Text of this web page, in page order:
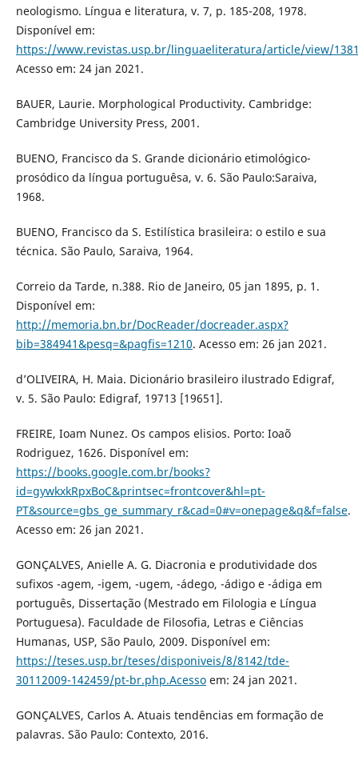
neologismo. Língua e literatura, v. 7, p. 185-208, 1978.
Disponível em:
https://www.revistas.usp.br/linguaeliteratura/article/view/
Acesso em: 24 jan 2021.
BAUER, Laurie. Morphological Productivity. Cambridge:
Cambridge University Press, 2001.
BUENO, Francisco da S. Grande dicionário etimológico-
prosódico da língua portuguêsa, v. 6. São Paulo:Saraiva,
1968.
BUENO, Francisco da S. Estilística brasileira: o estilo e sua
técnica. São Paulo, Saraiva, 1964.
Correio da Tarde, n.388. Rio de Janeiro, 05 jan 1895, p. 1.
Disponível em:
http://memoria.bn.br/DocReader/docreader.aspx?
bib=384941&pesq=&pagfis=1210. Acesso em: 26 jan 2021.
d’OLIVEIRA, H. Maia. Dicionário brasileiro ilustrado Edigraf,
v. 5. São Paulo: Edigraf, 19713 [19651].
FREIRE, Ioam Nunez. Os campos elisios. Porto: Ioaõ
Rodriguez, 1626. Disponível em:
https://books.google.com.br/books?
id=gywkxkRpxBoC&printsec=frontcover&hl=pt-
PT&source=gbs_ge_summary_r&cad=0#v=onepage&q&f=false.
Acesso em: 26 jan 2021.
GONÇALVES, Anielle A. G. Diacronia e produtividade dos
sufixos -agem, -igem, -ugem, -ádego, -ádigo e -ádiga em
português, Dissertação (Mestrado em Filologia e Língua
Portuguesa). Faculdade de Filosofia, Letras e Ciências
Humanas, USP, São Paulo, 2009. Disponível em:
https://teses.usp.br/teses/disponiveis/8/8142/tde-
30112009-142459/pt-br.php.Acessoem: 24 jan 2021.
GONÇALVES, Carlos A. Atuais tendências em formação de
palavras. São Paulo: Contexto, 2016.